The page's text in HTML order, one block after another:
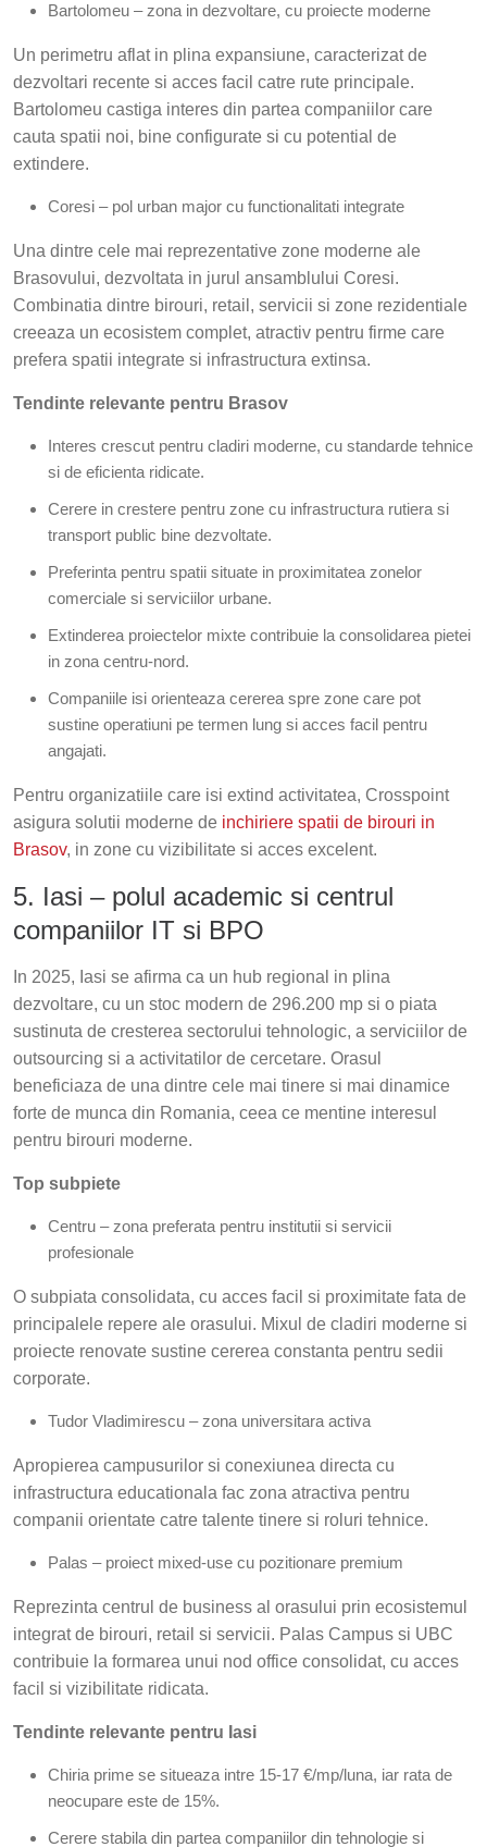
Bartolomeu – zona in dezvoltare, cu proiecte moderne
Un perimetru aflat in plina expansiune, caracterizat de
dezvoltari recente si acces facil catre rute principale.
Bartolomeu castiga interes din partea companiilor care
cauta spatii noi, bine configurate si cu potential de
extindere.
Coresi – pol urban major cu functionalitati integrate
Una dintre cele mai reprezentative zone moderne ale
Brasovului, dezvoltata in jurul ansamblului Coresi.
Combinatia dintre birouri, retail, servicii si zone rezidentiale
creeaza un ecosistem complet, atractiv pentru firme care
prefera spatii integrate si infrastructura extinsa.
Tendinte relevante pentru Brasov
Interes crescut pentru cladiri moderne, cu standarde tehnice
si de eficienta ridicate.
Cerere in crestere pentru zone cu infrastructura rutiera si
transport public bine dezvoltate.
Preferinta pentru spatii situate in proximitatea zonelor
comerciale si serviciilor urbane.
Extinderea proiectelor mixte contribuie la consolidarea pietei
in zona centru-nord.
Companiile isi orienteaza cererea spre zone care pot
sustine operatiuni pe termen lung si acces facil pentru
angajati.
Pentru organizatiile care isi extind activitatea, Crosspoint
asigura solutii moderne de inchiriere spatii de birouri in
Brasov, in zone cu vizibilitate si acces excelent.
5. Iasi – polul academic si centrul
companiilor IT si BPO
In 2025, Iasi se afirma ca un hub regional in plina
dezvoltare, cu un stoc modern de 296.200 mp si o piata
sustinuta de cresterea sectorului tehnologic, a serviciilor de
outsourcing si a activitatilor de cercetare. Orasul
beneficiaza de una dintre cele mai tinere si mai dinamice
forte de munca din Romania, ceea ce mentine interesul
pentru birouri moderne.
Top subpiete
Centru – zona preferata pentru institutii si servicii
profesionale
O subpiata consolidata, cu acces facil si proximitate fata de
principalele repere ale orasului. Mixul de cladiri moderne si
proiecte renovate sustine cererea constanta pentru sedii
corporate.
Tudor Vladimirescu – zona universitara activa
Apropierea campusurilor si conexiunea directa cu
infrastructura educationala fac zona atractiva pentru
companii orientate catre talente tinere si roluri tehnice.
Palas – proiect mixed-use cu pozitionare premium
Reprezinta centrul de business al orasului prin ecosistemul
integrat de birouri, retail si servicii. Palas Campus si UBC
contribuie la formarea unui nod office consolidat, cu acces
facil si vizibilitate ridicata.
Tendinte relevante pentru Iasi
Chiria prime se situeaza intre 15-17 €/mp/luna, iar rata de
neocupare este de 15%.
Cerere stabila din partea companiilor din tehnologie si